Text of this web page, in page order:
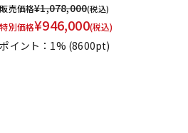
販売価格¥1,078,000(税込)
特別価格¥946,000(税込)
ポイント：1% (8600pt)